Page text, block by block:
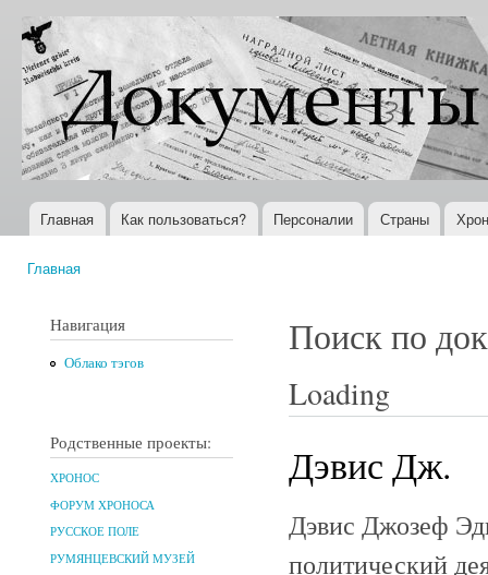
Документы
XX века
Всемирная
история в
Интернете
Главное меню
Главная Как пользоваться? Персоналии Страны
Главная
Навигация
Облако тэгов
Родственные проекты:
ХРОНОС
ФОРУМ ХРОНОСА
РУССКОЕ ПОЛЕ
РУМЯНЦЕВСКИЙ МУЗЕЙ
Поиск по
Loading
Дэвис Дж.
Дэвис Джозеф
политический